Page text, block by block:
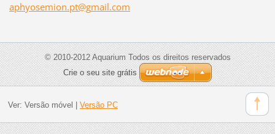
aphyosemion.pt@gmail.com
© 2010-2012 Aquarium Todos os direitos reservados
Crie o seu site grátis
Ver: Versão móvel | Versão PC